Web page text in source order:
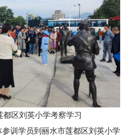
都区刘英小学考察学习
参训学员到丽水市莲都区刘英小学